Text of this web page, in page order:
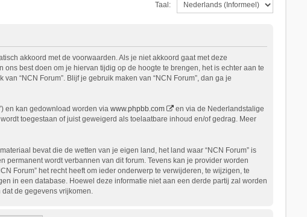
Taal:
akkoord met de voorwaarden. Als je niet akkoord gaat met deze
best doen om je hiervan tijdig op de hoogte te brengen, het is echter aan te
“NCN Forum”. Blijf je gebruik maken van “NCN Forum”, dan ga je
en kan gedownload worden via www.phpbb.com
en via de Nederlandstalige
toegestaan of juist geweigerd als toelaatbare inhoud en/of gedrag. Meer
bevat die de wetten van je eigen land, het land waar “NCN Forum” is
wordt verbannen van dit forum. Tevens kan je provider worden
Forum” het recht heeft om ieder onderwerp te verwijderen, te wijzigen, te
in een database. Hoewel deze informatie niet aan een derde partij zal worden
de gegevens vrijkomen.